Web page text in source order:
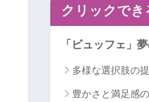
クリックでき
「ビュッフェ」
多様な選択肢の
豊かさと満足感